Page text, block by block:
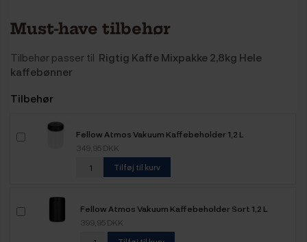
Must-have tilbehør
Tilbehør passer til Rigtig Kaffe Mixpakke 2,8kg Hele
kaffebønner
Tilbehør
Fellow Atmos Vakuum Kaffebeholder 1,2 L
349,95 DKK
Tilføj til kurv
Fellow Atmos Vakuum Kaffebeholder Sort 1,2 L
399,95 DKK